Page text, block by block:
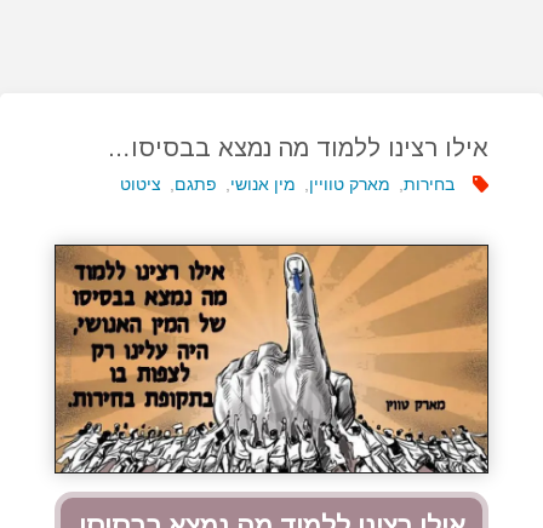
אילו רצינו ללמוד מה נמצא בבסיסו…
בחירות מארק טוויין מין אנושי פתגם ציטוט